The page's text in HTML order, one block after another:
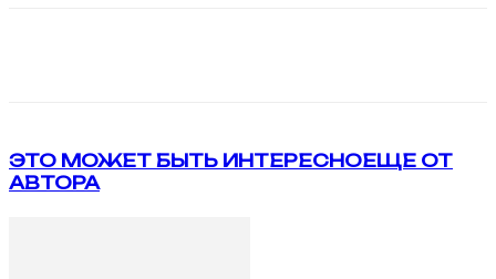
ЭТО МОЖЕТ БЫТЬ ИНТЕРЕСНОЕЩЕ ОТ
АВТОРА